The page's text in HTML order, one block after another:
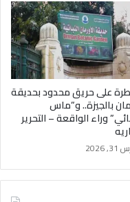
على حريق محدود بحديقة
بالجيزة.. و”ماس
وراء الواقعة – التحرير
2026